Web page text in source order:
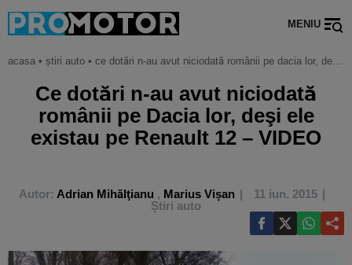
MENIU
acasa • știri auto • ce dotări n-au avut niciodată românii pe dacia lor, deşi ele existau pe renault 12 – video
Ce dotări n-au avut niciodată
românii pe Dacia lor, deşi ele
existau pe Renault 12 – VIDEO
Autor: Adrian Mihălţianu , Marius Vișan
11 iun. 2015
Știri auto